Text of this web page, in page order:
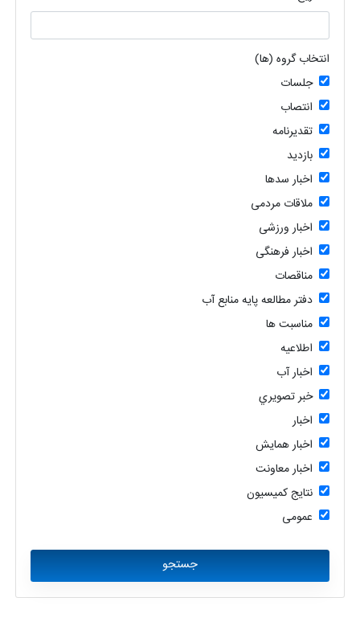
انتخاب گروه (ها)
جلسات
انتصاب
تقدیرنامه
بازدید
اخبار سدها
ملاقات مردمی
اخبار ورزشی
اخبار فرهنگی
مناقصات
دفتر مطالعه پایه منابع آب
مناسبت ها
اطلاعیه
اخبار آب
خبر تصويري
اخبار
اخبار همایش
اخبار معاونت
نتایج کمیسیون
عمومی
جستجو